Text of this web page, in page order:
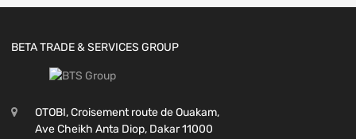
BETA TRADE & SERVICES GROUP
OTOBI, Croisement route de Ouakam,
Ave Cheikh Anta Diop, Dakar 11000